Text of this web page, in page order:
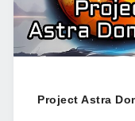
Project Astra